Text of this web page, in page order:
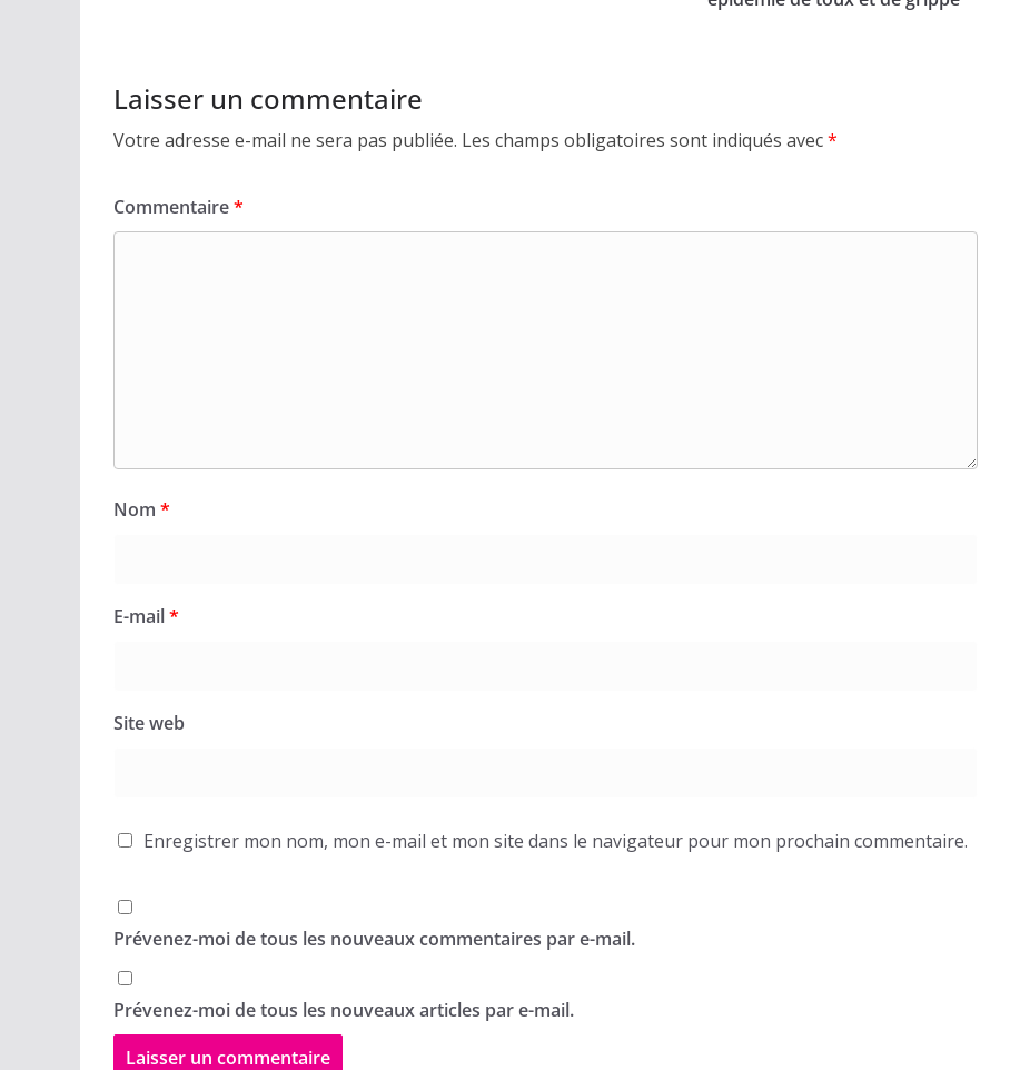
Laisser un commentaire
Votre adresse e-mail ne sera pas publiée. Les champs obligatoires sont indiqués avec*
Commentaire*
Nom *
E-mail*
Site web
Enregistrer mon nom, mon e-mail et mon site dans le navigateur pour mon prochain commentaire.
Prévenez-moi de tous les nouveaux commentaires par e-mail.
Prévenez-moi de tous les nouveaux articles par e-mail.